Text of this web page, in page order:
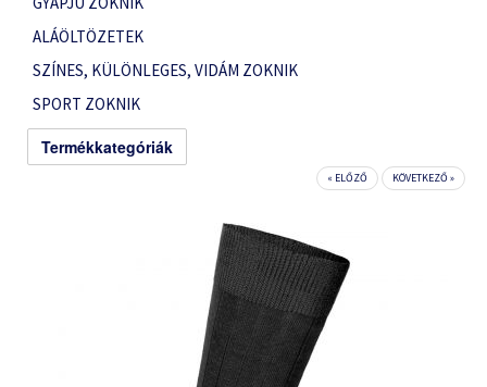
ALÁÖLTÖZETEK
SZÍNES, KÜLÖNLEGES, VIDÁM ZOKNIK
SPORT ZOKNIK
Termékkategóriák
« ELŐZŐ KÖVETKEZŐ »